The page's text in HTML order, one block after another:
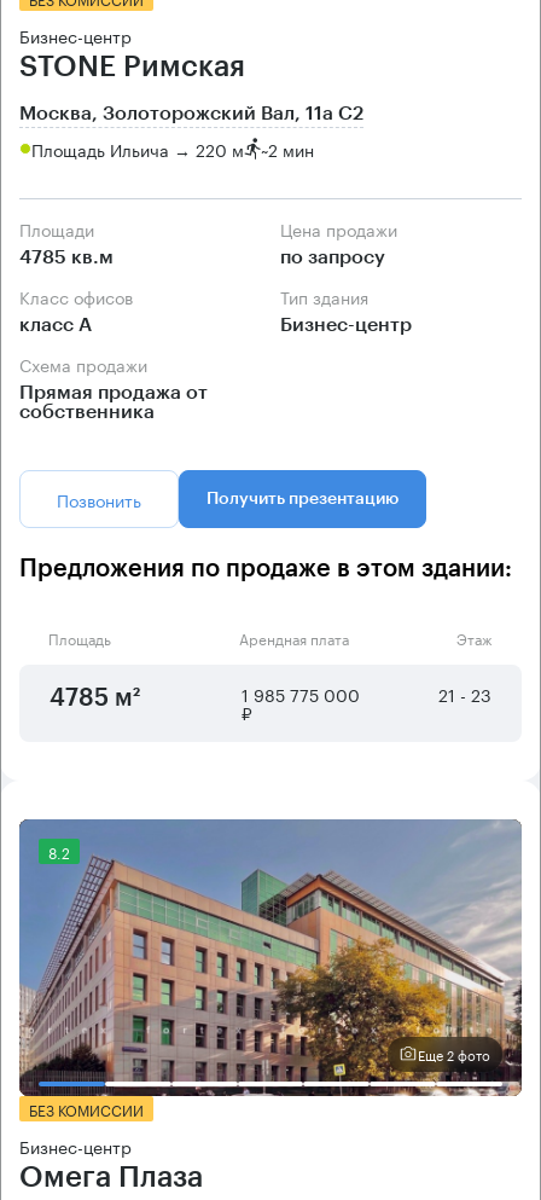
Бизнес-центр
STONE Римская
Москва, Золоторожский Вал, 11а С2
Площадь Ильича → 220 м ~2 мин
Площади
4785 кв.м
Цена продажи
по запросу
Класс офисов
класс А
Тип здания
Бизнес-центр
Схема продажи
Прямая продажа от
собственника
Позвонить Получить презентацию
Предложения по продаже в этом здании:
Площадь Арендная плата Этаж
4785 м² 1 985 775 000
₽
21 - 23
8.2
Еще 2 фото
БЕЗ КОМИССИИ
Бизнес-центр
Омега Плаза